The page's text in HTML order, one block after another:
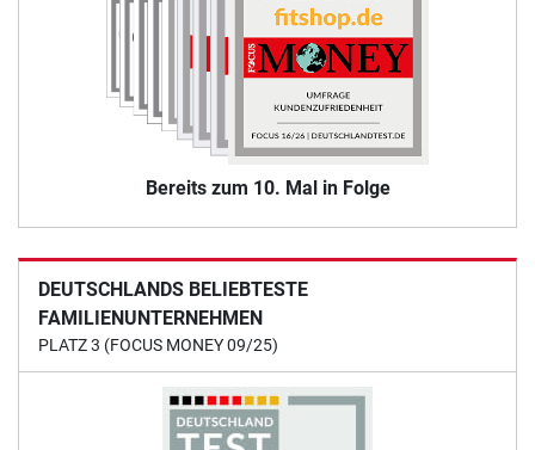
Bereits zum 10. Mal in Folge
DEUTSCHLANDS BELIEBTESTE
FAMILIENUNTERNEHMEN
PLATZ 3 (FOCUS MONEY 09/25)